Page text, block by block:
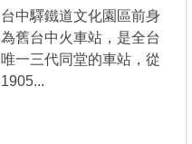
台中驛鐵道文化園區前身
為舊台中火車站，是全台
唯一三代同堂的車站，從
1905...